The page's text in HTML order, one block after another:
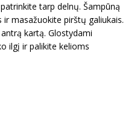
tarp delnų. Šampūną
masažuokite pirštų galiukais.
kartą. Glostydami
ilgį ir palikite kelioms